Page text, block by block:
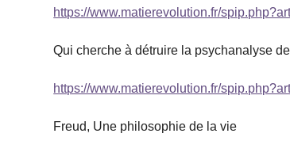
https://www.matierevolution.fr/
Qui cherche à détruire la psychanalyse
https://www.matierevolution.fr/
Freud, Une philosophie de la vie